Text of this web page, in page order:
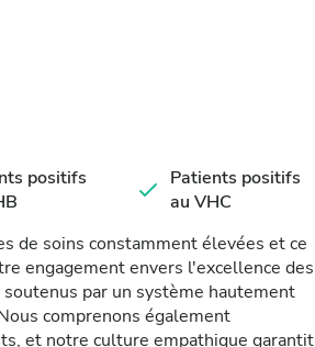
positifs
Patients positifs
au VHC
de soins constamment élevées et ce
engagement envers l'excellence des
par un système hautement
comprenons également
et notre culture empathique garantit